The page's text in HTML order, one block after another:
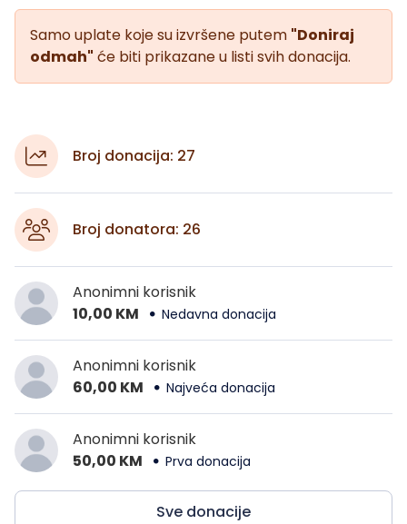
Samo uplate koje su izvršene putem "Doniraj
odmah" će biti prikazane u listi svih donacija.
Broj donacija: 27
Broj donatora: 26
Anonimni korisnik
10,00 KM
Nedavna donacija
Anonimni korisnik
60,00 KM
Najveća donacija
Anonimni korisnik
50,00 KM
Prva donacija
Sve donacije